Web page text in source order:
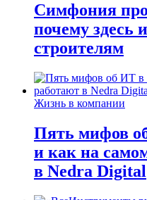
Симфония
почему здесь
строителям
Жизнь в компании
Пять мифов
и как на
в Nedra Digital